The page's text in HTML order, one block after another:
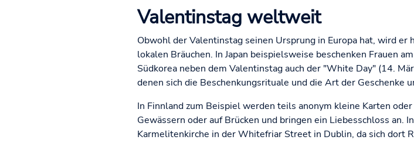
Valentinstag weltweit
Obwohl der Valentinstag seinen Ursprung in Europa hat, wird
lokalen Bräuchen. In Japan beispielsweise beschenken Frauen
Südkorea neben dem Valentinstag auch der "White Day" (14.
denen sich die Beschenkungsrituale und die Art der Geschenke
In Finnland zum Beispiel werden teils anonym kleine Karten
Gewässern oder auf Brücken und bringen ein Liebesschloss an.
Karmelitenkirche in der Whitefriar Street in Dublin, da sich dort